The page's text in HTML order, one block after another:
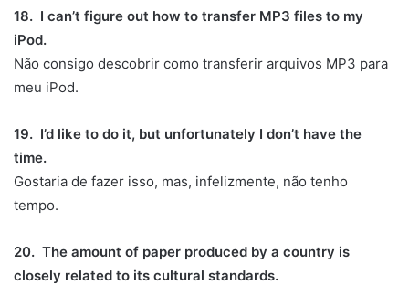
18. I can’t figure out how to transfer MP3 files to my
iPod.
Não consigo descobrir como transferir arquivos MP3 para
meu iPod.
19. I’d like to do it, but unfortunately I don’t have the
time.
Gostaria de fazer isso, mas, infelizmente, não tenho
tempo.
20. The amount of paper produced by a country is
closely related to its cultural standards.